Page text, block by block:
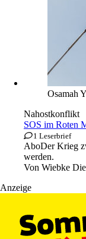
Osamah
Nahostkonflikt
SOS im Roten
1 Leserbrief
AboDer Krieg
werden.
Von Wiebke
Anzeige